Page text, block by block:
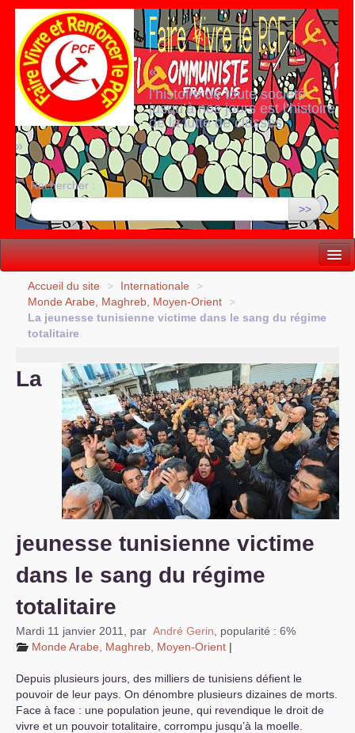
«
l’histoire de toute société
jusqu’à nos jours est l’histoire
de la lutte de classes
»
Rechercher :
>>
Vie politique
Lutter, Unir...
S’organiser
Comprendre...
Vie du site
Accueil du site > Internationale
>
Monde Arabe, Maghreb, Moyen-Orient
>
La jeunesse tunisienne victime dans le sang du régime
totalitaire
La
jeunesse tunisienne victime
dans le sang du régime
totalitaire
Mardi 11 janvier 2011 par André Gerin
popularité : 6%
Monde Arabe, Maghreb, Moyen-Orient |
Depuis plusieurs jours, des milliers de tunisiens défient le
pouvoir de leur pays. On dénombre plusieurs dizaines de morts.
Face à face : une population jeune, qui revendique le droit de
vivre et un pouvoir totalitaire, corrompu jusqu’à la moelle.